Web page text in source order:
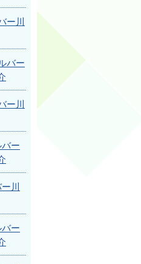
ー川
バー
ー川
バー
川
バー